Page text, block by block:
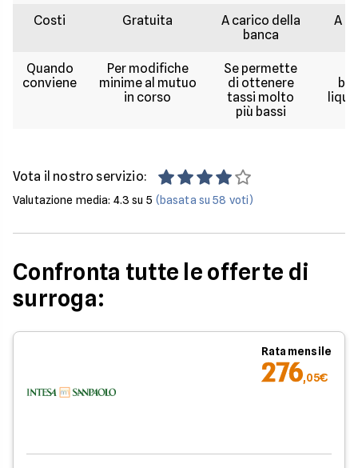
Costi Gratuita
A carico della
banca
A
Quando
conviene
Per modifiche
minime al mutuo
in corso
Se permette
di ottenere
tassi molto
più bassi
Vota il nostro servizio:
Valutazione media: 4.3 su 5 (basata su58 voti)
Confronta tutte le offerte di
surroga:
Rata mensile
276,05€